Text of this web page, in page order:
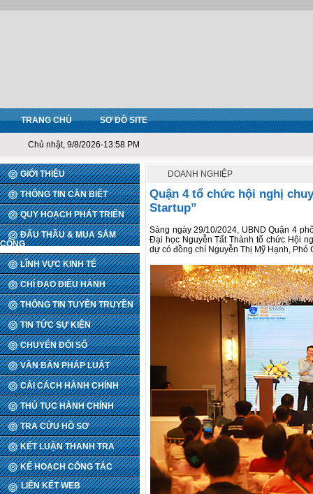
TRANG CHỦ SƠ ĐỒ SITE
Chủ nhật, 9/8/2026-13:58 PM
GIỚI THIỆU
THÔNG TIN CẦN BIẾT
QUY HOẠCH PHÁT TRIỂN
ĐẤU THẦU & MUA SẮM
CÔNG
LĨNH VỰC KINH TẾ
CHỈ ĐẠO ĐIỀU HÀNH
THÔNG TIN TUYÊN TRUYỀN
TIN TỨC SỰ KIỆN
CHUYỂN ĐỔI SỐ
VĂN BẢN PHÁP LUẬT
CẢI CÁCH HÀNH CHÍNH
THỦ TỤC HÀNH CHÍNH
TRA CỨU HỒ SƠ
KẾT LUẬN THANH TRA
KẾ HOẠCH CÔNG TÁC
LIÊN KẾT WEB
DOANH NGHIỆP
Quận 4 tổ chức hội nghị
Startup”
Sáng ngày 29/10/2024, UBND Quận 4
Đại học Nguyễn Tất Thành tổ chức Hội
dự có đồng chí Nguyễn Thị Mỹ Hạnh, Phó